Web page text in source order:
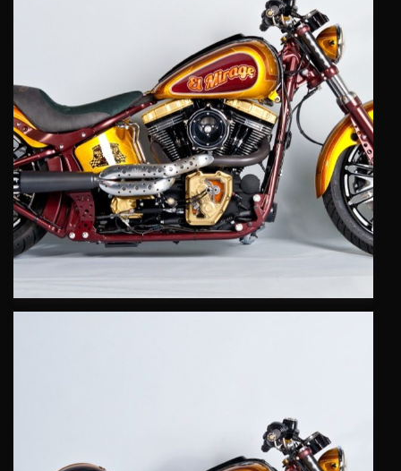
Marketing
En partageant
vos centres
d'intérêt et
votre
comportement
lorsque vous
visitez notre
site, vous
augmentez les
chances de
voir apparaître
des contenus
et des offres